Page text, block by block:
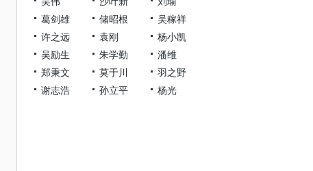
葛剑雄
储昭根
吴稼祥
许之远
袁刚
杨小凯
吴励生
朱学勤
潘维
郑秉文
莫于川
羽之野
谢志浩
孙立平 杨光